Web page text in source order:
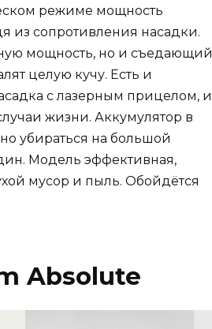
режиме мощность
из сопротивления насадки.
мощность, но и съедающий
целую кучу. Есть и
с лазерным прицелом, и
жизни. Аккумулятор в
убираться на большой
Модель эффективная,
мусор и пыль. Обойдётся
Absolute